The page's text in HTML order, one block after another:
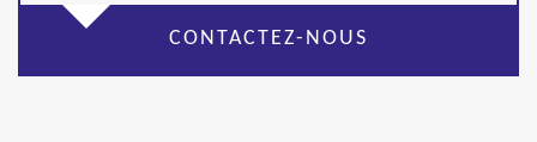
CONTACTEZ-NOUS